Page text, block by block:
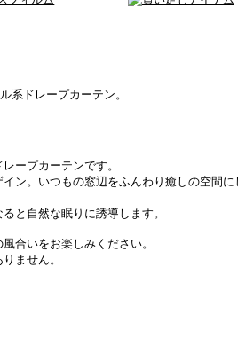
系ドレープカーテン。
ープカーテンです。
ン。いつもの窓辺をふんわり癒しの空間に
と自然な眠りに誘導します。
合いをお楽しみください。
ません。